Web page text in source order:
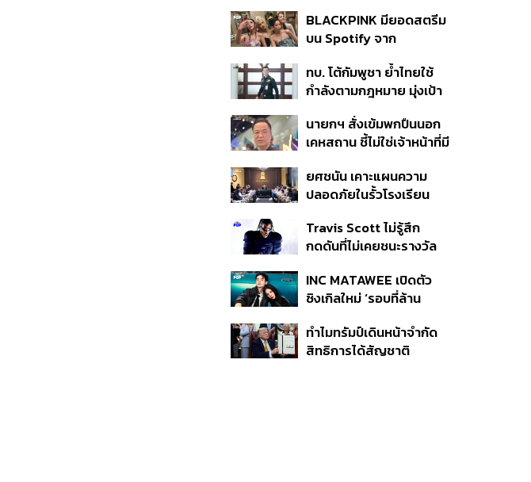
ดำเนินคดีแล้ว
BLACKPINK มียอดสตรีม
บน Spotify จาก
ครั้ง ตลอด 10 ปีที่ผ่านมา
ทบ. โต้กัมพูชา ย้ำไทยใช้
กำลังตามกฎหมาย มุ่งเป้า
หายไทยไม่อาจลบด้วย
ข้อมูลบิดเบือน
นายกฯ สั่งเข้มพกปืนนอก
เคหสถาน ชี้ไม่ใช่เจ้าหน้าที่มี
ก่อเหตุ เจ้าของร่วมรับผิด
ยศชนัน เคาะแผนความ
ปลอดภัยในรั้วโรงเรียน
ดูแล-คุมเข้มคัดกรองสิ่ง
ผิดกฎหมาย
Travis Scott ไม่รู้สึก
กดดันที่ไม่เคยชนะรางวัล
แล้ว 10 ครั้ง
INC MATAWEE เปิดตัว
ซิงเกิลใหม่ ‘รอบที่ล้าน
มาแสดงในมิวสิกวิดีโอ
ทำไมทรัมป์เดินหน้าจำกัด
สิทธิการได้สัญชาติ